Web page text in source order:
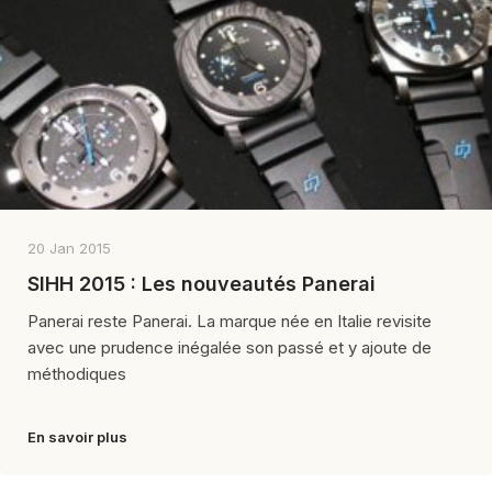
20 Jan 2015
SIHH 2015 : Les nouveautés Panerai
Panerai reste Panerai. La marque née en Italie revisite
avec une prudence inégalée son passé et y ajoute de
méthodiques
En savoir plus